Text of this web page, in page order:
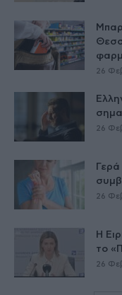
26
26
26
Η
το
26